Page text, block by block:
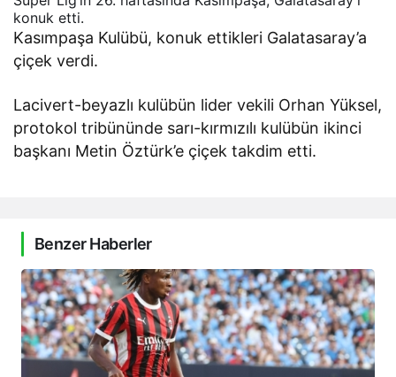
konuk etti.
Kasımpaşa Kulübü, konuk ettikleri Galatasaray’a
çiçek verdi.
Lacivert-beyazlı kulübün lider vekili Orhan Yüksel,
protokol tribününde sarı-kırmızılı kulübün ikinci
başkanı Metin Öztürk’e çiçek takdim etti.
Benzer Haberler